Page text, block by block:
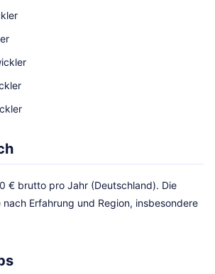
€ brutto pro Jahr (Deutschland). Die
nach Erfahrung und Region, insbesondere